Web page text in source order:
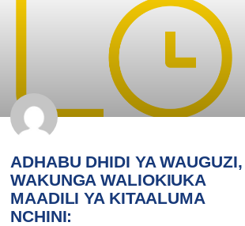
ADHABU DHIDI YA WAUGUZI,
WAKUNGA WALIOKIUKA
MAADILI YA KITAALUMA
NCHINI: